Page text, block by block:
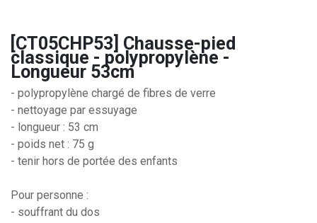
[CT05CHP53] Chausse-pied
classique - polypropylène -
Longueur 53cm
- polypropylène chargé de fibres de verre
- nettoyage par essuyage
- longueur : 53 cm
- poids net : 75 g
- tenir hors de portée des enfants
Pour personne :
- souffrant du dos